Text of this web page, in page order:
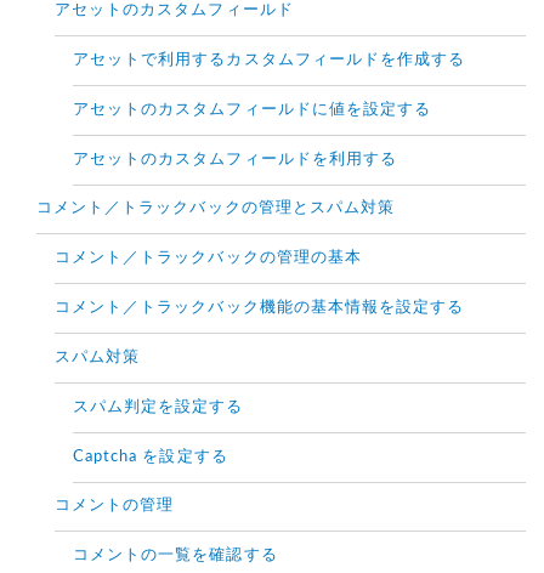
アセットのカスタムフィールド
アセットで利用するカスタムフィールドを作成する
アセットのカスタムフィールドに値を設定する
アセットのカスタムフィールドを利用する
コメント／トラックバックの管理とスパム対策
コメント／トラックバックの管理の基本
コメント／トラックバック機能の基本情報を設定する
スパム対策
スパム判定を設定する
Captcha を設定する
コメントの管理
コメントの一覧を確認する